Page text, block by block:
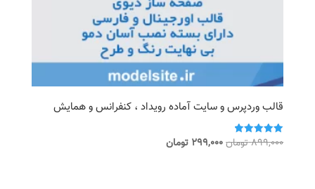
قالب وردپرس و سایت آماده رویداد ، کنفرانس و همایش
امتیاز
5.00
899,000تومانقیمت
299,000 تومانقیمت